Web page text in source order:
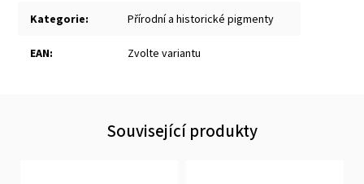
Kategorie: Přírodní a historické pigmenty
EAN: Zvolte variantu
Související produkty